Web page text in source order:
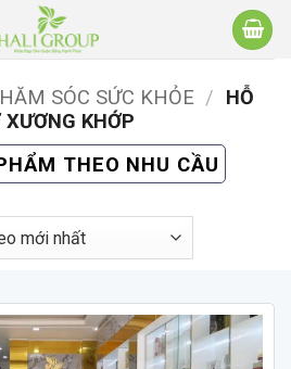
SÓC SỨC KHỎE /
HỖ
XƯƠNG KHỚP
THEO NHU CẦU